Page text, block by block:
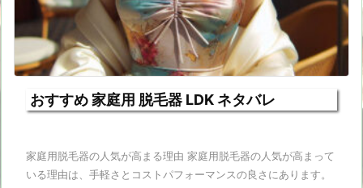
おすすめ 家庭用 脱毛器 LDK ネタバレ
家庭用脱毛器の人気が高まる理由 家庭用脱毛器の人気が高まって
いる理由は、手軽さとコストパフォーマンスの良さにあります。